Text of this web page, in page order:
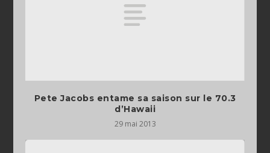
Pete Jacobs entame sa saison sur le 70.3
d’Hawaii
29 mai 2013